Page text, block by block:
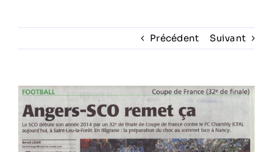
Galerie
Précédent Suivant
Voir
l'image
agrandie